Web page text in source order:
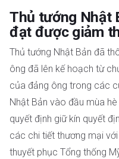
Thủ tướng Nhật
đạt được giảm
Thủ tướng Nhật Bản đã
ông đã lên kế hoạch từ
của đảng ông trong các
Nhật Bản vào đầu mùa
quyết định giữ kín quyết
các chi tiết thương mại
thuyết phục Tổng thống